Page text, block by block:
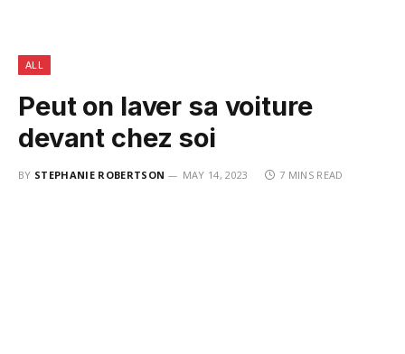
ALL
Peut on laver sa voiture
devant chez soi
BY STEPHANIE ROBERTSON MAY 14, 2023 7 MINS READ